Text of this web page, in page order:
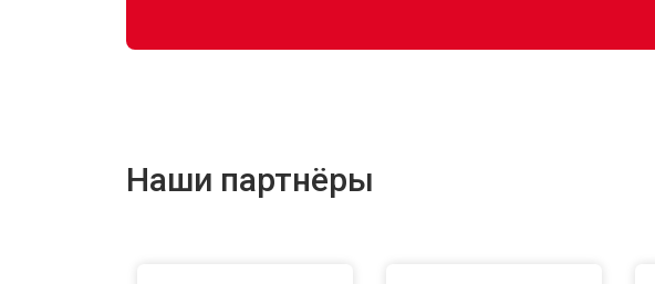
Наши партнёры